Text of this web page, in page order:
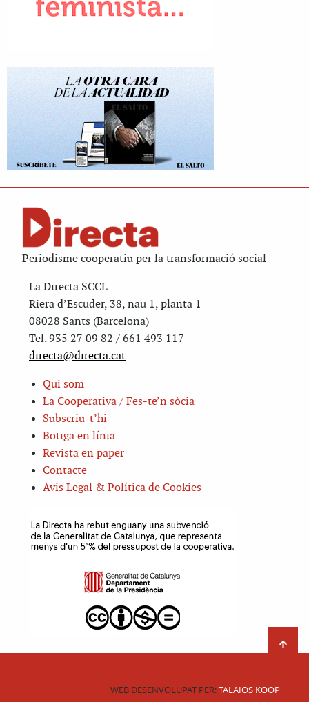
Periodisme cooperatiu per la transformació social
La Directa SCCL
Riera d’Escuder, 38, nau 1, planta 1
08028 Sants (Barcelona)
Tel. 935 27 09 82 / 661 493 117
directa@directa.cat
Qui som
La Cooperativa / Fes-te’n sòcia
Subscriu-t’hi
Botiga en línia
Revista en paper
Contacte
Avis Legal & Política de Cookies
WEB DESENVOLUPAT PER:TALAIOS KOOP